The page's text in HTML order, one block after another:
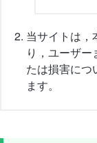
当サイトは，
り，ユーザ
たは損害につ
ます。